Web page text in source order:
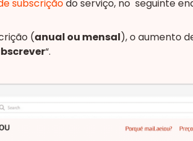
subscriçãodo serviço, no seguinte
(anual ou mensal), o aumento
“.